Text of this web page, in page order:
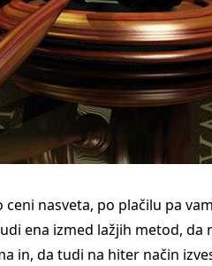
nasveta, po plačilu pa vam
ena izmed lažjih metod, da
in, da tudi na hiter način